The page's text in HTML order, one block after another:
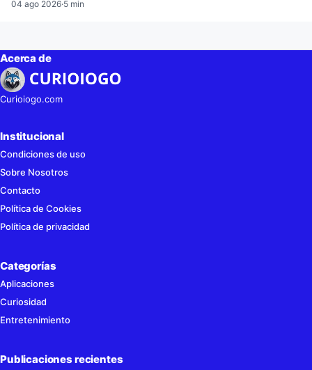
04 ago 2026·5 min
Acerca de
Curioiogo.com
Institucional
Condiciones de uso
Sobre Nosotros
Contacto
Política de Cookies
Política de privacidad
Categorías
Aplicaciones
Curiosidad
Entretenimiento
Publicaciones recientes